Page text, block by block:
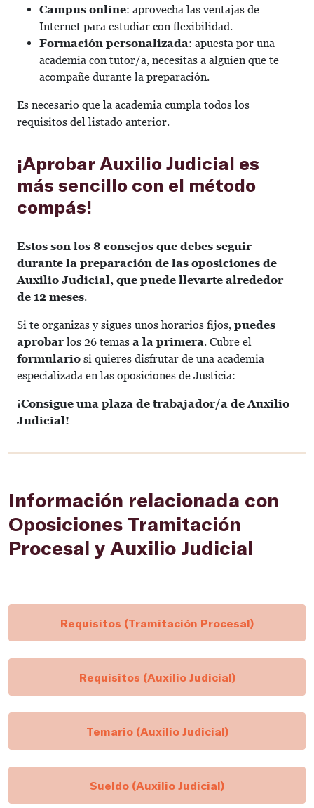
Campus online: aprovecha las ventajas de
Internet para estudiar con flexibilidad.
Formación personalizada: apuesta por una
academia con tutor/a, necesitas a alguien que te
acompañe durante la preparación.
Es necesario que la academia cumpla todos los
requisitos del listado anterior.
¡Aprobar Auxilio Judicial es
más sencillo con el método
compás!
Estos son los 8 consejos que debes seguir
durante la preparación de las oposiciones de
Auxilio Judicial, que puede llevarte alrededor
de 12 meses.
Si te organizas y sigues unos horarios fijos, puedes
aprobar los 26 temas a la primera. Cubre el
formulario si quieres disfrutar de una academia
especializada en las oposiciones de Justicia:
¡Consigue una plaza de trabajador/a de Auxilio
Judicial!
Información relacionada con
Oposiciones Tramitación
Procesal y Auxilio Judicial
Requisitos (Tramitación Procesal)
Requisitos (Auxilio Judicial)
Temario (Auxilio Judicial)
Sueldo (Auxilio Judicial)